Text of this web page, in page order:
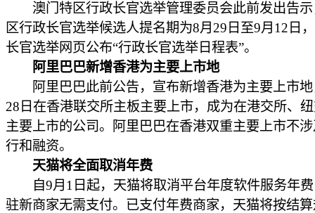
澳门特区行政长官选举管理委员会此前发出告示
区行政长官选举候选人提名期为8月29日至9月12日
长官选举网页公布“行政长官选举日程表”。
阿里巴巴新增香港为主要上市地
阿里巴巴此前公告，宣布新增香港为主要上市地
28日在香港联交所主板主要上市，成为在港交所、
主要上市的公司。阿里巴巴在香港双重主要上市不
行和融资。
天猫将全面取消年费
自9月1日起，天猫将取消平台年度软件服务年费
驻新商家无需支付。已支付年费商家，天猫将按结